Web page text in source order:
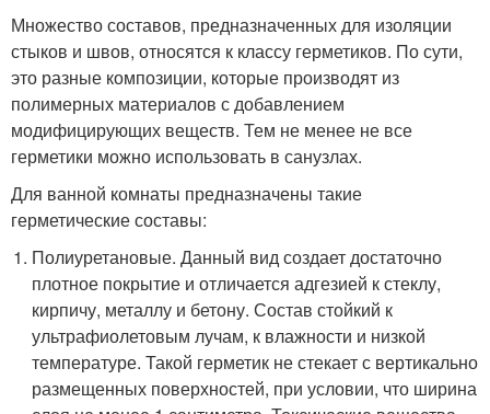
Множество составов, предназначенных для изоляции
стыков и швов, относятся к классу герметиков. По сути,
это разные композиции, которые производят из
полимерных материалов с добавлением
модифицирующих веществ. Тем не менее не все
герметики можно использовать в санузлах.
Для ванной комнаты предназначены такие
герметические составы:
Полиуретановые. Данный вид создает достаточно
плотное покрытие и отличается адгезией к стеклу,
кирпичу, металлу и бетону. Состав стойкий к
ультрафиолетовым лучам, к влажности и низкой
температуре. Такой герметик не стекает с вертикально
размещенных поверхностей, при условии, что ширина